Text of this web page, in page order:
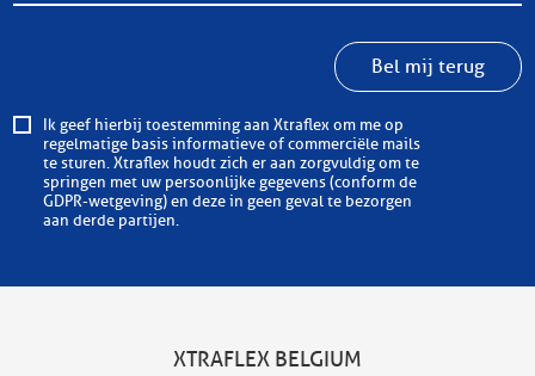
Bel mij terug
Ik geef hierbij toestemming aan Xtraflex om me op
regelmatige basis informatieve of commerciële mails
te sturen. Xtraflex houdt zich er aan zorgvuldig om te
springen met uw persoonlijke gegevens (conform de
GDPR-wetgeving) en deze in geen geval te bezorgen
aan derde partijen.
XTRAFLEX BELGIUM